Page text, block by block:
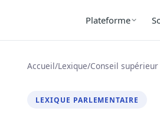
Plateforme
Accueil/Lexique/Conseil
LEXIQUE PARLEMENTAIRE